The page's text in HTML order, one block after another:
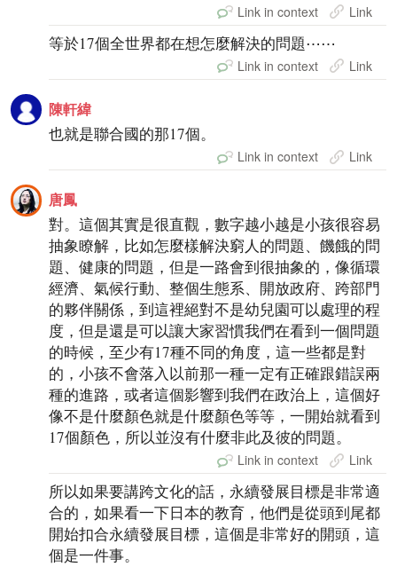
Link in context Link
等於17個全世界都在想怎麼解決的問題⋯⋯
Link in context Link
陳軒緯
也就是聯合國的那17個。
Link in context Link
唐鳳
對。這個其實是很直觀，數字越小越是小孩很容易
抽象瞭解，比如怎麼樣解決窮人的問題、饑餓的問
題、健康的問題，但是一路會到很抽象的，像循環
經濟、氣候行動、整個生態系、開放政府、跨部門
的夥伴關係，到這裡絕對不是幼兒園可以處理的程
度，但是還是可以讓大家習慣我們在看到一個問題
的時候，至少有17種不同的角度，這一些都是對
的，小孩不會落入以前那一種一定有正確跟錯誤兩
種的進路，或者這個影響到我們在政治上，這個好
像不是什麼顏色就是什麼顏色等等，一開始就看到
17個顏色，所以並沒有什麼非此及彼的問題。
Link in context Link
所以如果要講跨文化的話，永續發展目標是非常適
合的，如果看一下日本的教育，他們是從頭到尾都
開始扣合永續發展目標，這個是非常好的開頭，這
個是一件事。